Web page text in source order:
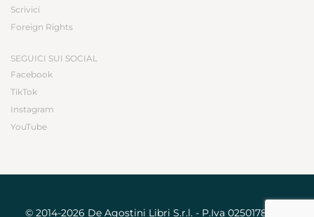
Scrivici
Foreign Rights
SEGUICI SUI SOCIAL
Facebook
TikTok
Instagram
YouTube
© 2014-2026 De Agostini Libri S.r.l. - P.Iva 02501780031